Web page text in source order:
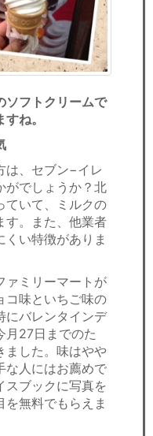
ソフトクリームで
ね。
、セブン−イレ
がでしょうか？北
ていて、ミルクの
す。また、他業者
い特徴がありま
ミリーマートが
コ味といちご味の
にバレンタインデ
月27日までのた
ました。味はやや
な人にはお薦めで
スブックに写真を
無料でもらえま